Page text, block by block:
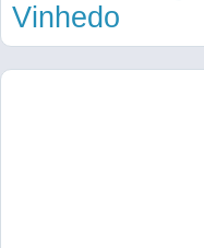
Vinhedo